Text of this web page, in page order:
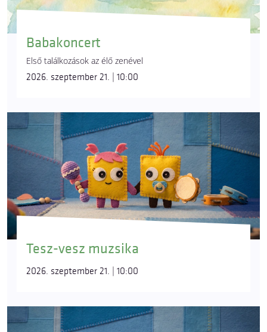
Babakoncert
Első találkozások az élő zenével
2026. szeptember 21. | 10:00
Tesz-vesz muzsika
2026. szeptember 21. | 10:00